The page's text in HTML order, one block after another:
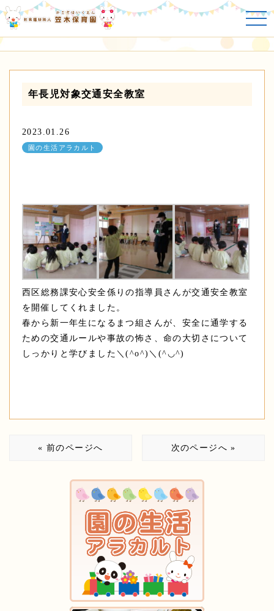
園の生活アラカルト
年長児対象交通安全教室
2023.01.26
園の生活アラカルト
西区総務課安心安全係りの指導員さんが交通安全教室
を開催してくれました。
春から新一年生になるまつ組さんが、安全に通学する
ための交通ルールや事故の怖さ、命の大切さについて
しっかりと学びました＼(^o^)＼(^◡^)
« 前のページへ 次のページへ »